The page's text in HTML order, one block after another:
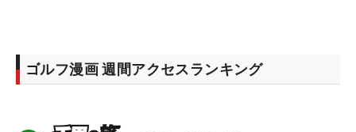
ゴルフ漫画 週間アクセスランキング